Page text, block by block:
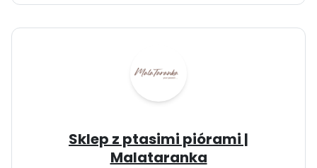
Sklep z ptasimi piórami |
Malataranka